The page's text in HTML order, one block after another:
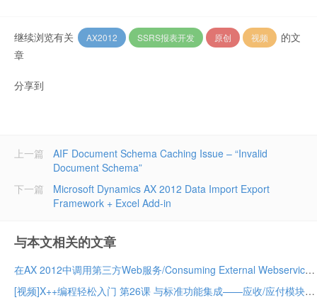
继续浏览有关 AX2012 SSRS报表开发 原创 视频
的文
章
分享到
上一篇
AIF Document Schema Caching Issue – “Invalid
Document Schema”
Microsoft Dynamics AX 2012 Data Import Export
Framework + Excel Add-in
下一篇
与本文相关的文章
在AX 2012中调用第三方Web服务/Consuming External Webservices in AX 2012
[视频]X++编程轻松入门 第26课 与标准功能集成——应收/应付模块